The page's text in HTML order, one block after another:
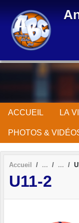
ACCUEIL LA
PHOTOS &
Accueil
U11-2